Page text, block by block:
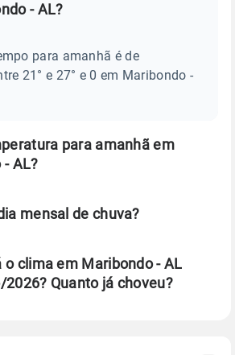
- AL?
para amanhã é de
21° e 27° e 0 em Maribondo -
para amanhã em
AL?
mensal de chuva?
o clima em Maribondo - AL
Quanto já choveu?